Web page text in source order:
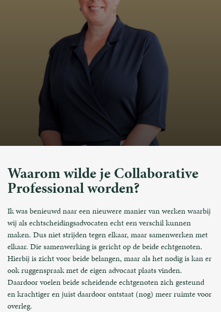
Waarom wilde je Collaborative
Professional worden?
Ik was benieuwd naar een nieuwere manier van werken waarbij
wij als echtscheidingsadvocaten echt een verschil kunnen
maken. Dus niet strijden tegen elkaar, maar samenwerken met
elkaar. Die samenwerking is gericht op de beide echtgenoten.
Hierbij is zicht voor beide belangen, maar als het nodig is kan er
ook ruggenspraak met de eigen advocaat plaats vinden.
Daardoor voelen beide scheidende echtgenoten zich gesteund
en krachtiger en juist daardoor ontstaat (nog) meer ruimte voor
overleg.